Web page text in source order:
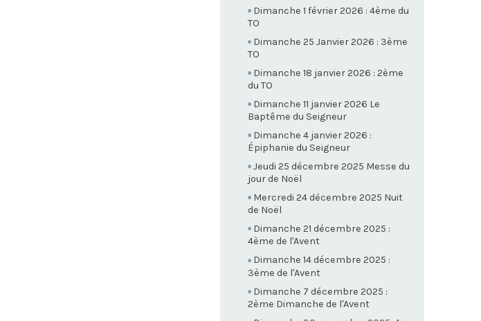
Dimanche 1 février 2026 : 4ème du
TO
Dimanche 25 Janvier 2026 : 3ème
TO
Dimanche 18 janvier 2026 : 2ème
du TO
Dimanche 11 janvier 2026 Le
Baptême du Seigneur
Dimanche 4 janvier 2026 :
Épiphanie du Seigneur
Jeudi 25 décembre 2025 Messe du
jour de Noël
Mercredi 24 décembre 2025 Nuit
de Noël
Dimanche 21 décembre 2025 :
4ème de l'Avent
Dimanche 14 décembre 2025 :
3ème de l'Avent
Dimanche 7 décembre 2025 :
2ème Dimanche de l'Avent